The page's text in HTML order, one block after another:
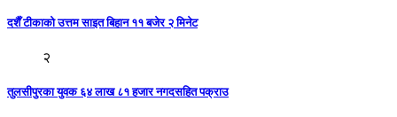
दशैँ टीकाको उत्तम साइत बिहान ११ बजेर २ मिनेट
२
तुलसीपुरका युवक ६४ लाख ८१ हजार नगदसहित पक्राउ